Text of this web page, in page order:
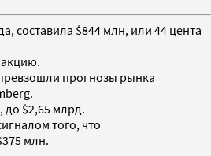
составила $844 млн, или 44 цента
акцию.
прогнозы рынка
до $2,65 млрд.
того, что
млн.